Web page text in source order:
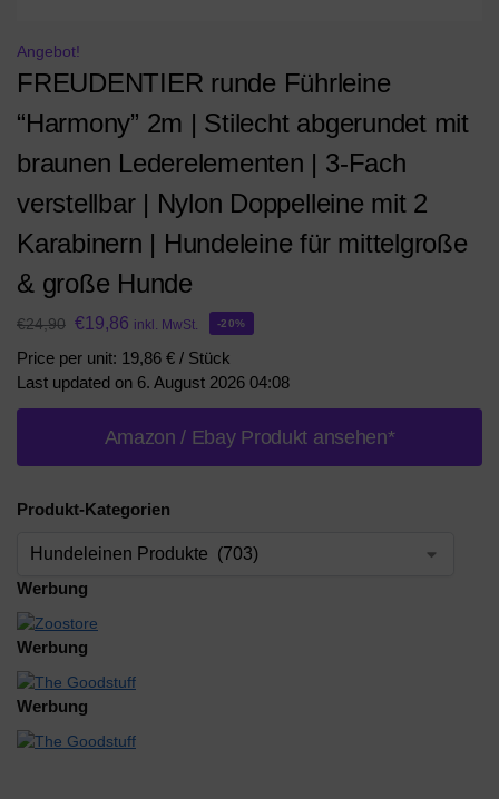
Angebot!
FREUDENTIER runde Führleine
“Harmony” 2m | Stilecht abgerundet mit
braunen Lederelementen | 3-Fach
verstellbar | Nylon Doppelleine mit 2
Karabinern | Hundeleine für mittelgroße
& große Hunde
€24,90 €19,86 inkl. MwSt. -20%
Price per unit: 19,86 € / Stück
Last updated on 6. August 2026 04:08
Amazon / Ebay Produkt ansehen*
Produkt-Kategorien
Werbung
Werbung
Werbung